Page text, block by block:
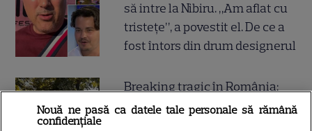
să intre la Nibiru. „Am aflat cu
tristețe”, a povestit el. De ce a
fost întors din drum designerul
Breaking tragic în România:
microbuzul în care se afla
Nouă ne pasă ca datele tale personale să rămână
confidențiale